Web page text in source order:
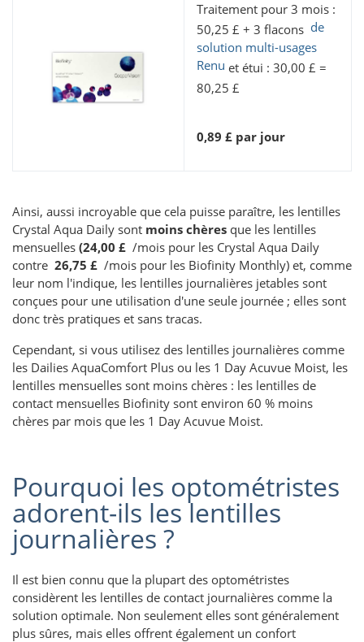
Traitement pour 3 mois :
50,25 £ + 3 flacons de
solution multi-usages
Renu et étui : 30,00 £ =
80,25 £
0,89 £ par jour
Ainsi, aussi incroyable que cela puisse paraître, les lentilles
Crystal Aqua Daily sont moins chères que les lentilles
mensuelles (24,00 £ /mois pour les Crystal Aqua Daily
contre 26,75 £ /mois pour les Biofinity Monthly) et, comme
leur nom l'indique, les lentilles journalières jetables sont
conçues pour une utilisation d'une seule journée ; elles sont
donc très pratiques et sans tracas.
Cependant, si vous utilisez des lentilles journalières comme
les Dailies AquaComfort Plus ou les 1 Day Acuvue Moist, les
lentilles mensuelles sont moins chères : les lentilles de
contact mensuelles Biofinity sont environ 60 % moins
chères par mois que les 1 Day Acuvue Moist.
Pourquoi les optométristes
adorent-ils les lentilles
journalières ?
Il est bien connu que la plupart des optométristes
considèrent les lentilles de contact journalières comme la
solution optimale. Non seulement elles sont généralement
plus sûres, mais elles offrent également un confort